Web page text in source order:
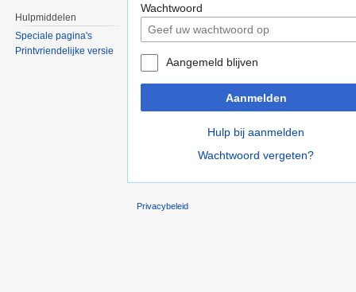
Wachtwoord
Aangemeld blijven
Aanmelden
Hulp bij aanmelden
Wachtwoord vergeten?
Hulpmiddelen
Speciale pagina's
Printvriendelijke versie
Privacybeleid